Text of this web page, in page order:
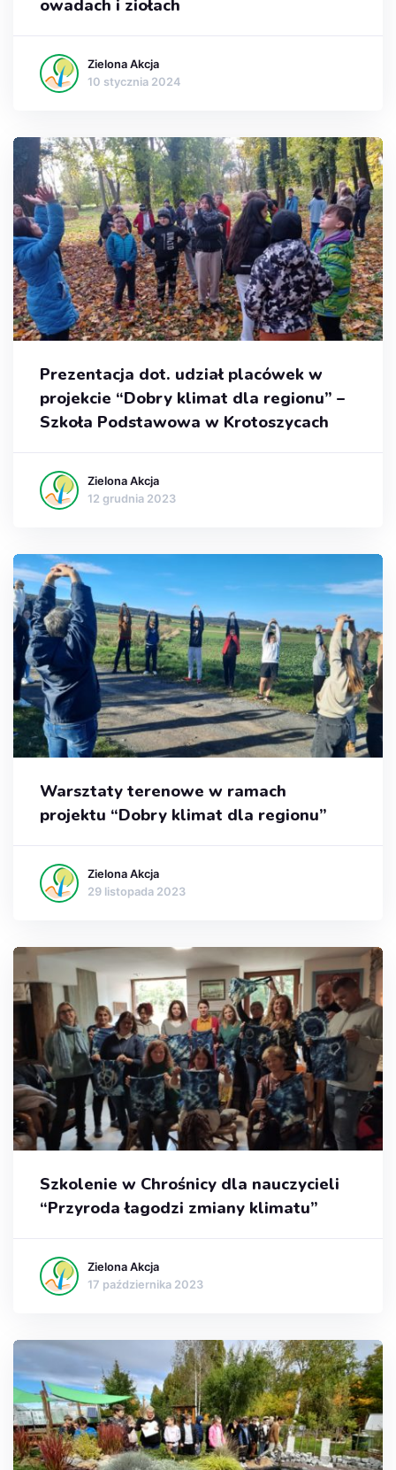
owadach i ziołach
Zielona Akcja
10 stycznia 2024
Prezentacja dot. udział placówek w
projekcie “Dobry klimat dla regionu” –
Szkoła Podstawowa w Krotoszycach
Zielona Akcja
12 grudnia 2023
Warsztaty terenowe w ramach
projektu “Dobry klimat dla regionu”
Zielona Akcja
29 listopada 2023
Szkolenie w Chrośnicy dla nauczycieli
“Przyroda łagodzi zmiany klimatu”
Zielona Akcja
17 października 2023